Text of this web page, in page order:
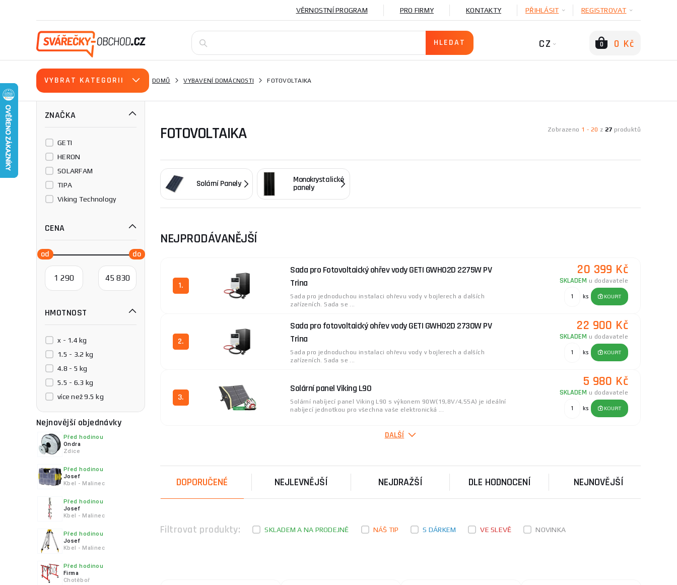
VĚRNOSTNÍ PROGRAM PRO FIRMY KONTAKTY PŘIHLÁSIT REGISTROVAT
CZ 0 0 Kč
VYBRAT KATEGORII DOMŮ VYBAVENÍ DOMÁCNOSTI FOTOVOLTAIKA
ZNAČKA
GETI
HERON
SOLARFAM
TIPA
Viking Technology
CENA
HMOTNOST
x - 1.4 kg
1.5 - 3.2 kg
4.8 - 5 kg
5.5 - 6.3 kg
více než 9.5 kg
Nejnovější objednávky
Před hodinou
Ondra
Zdice
Před hodinou
Josef
Kbel - Malinec
Před hodinou
Josef
Kbel - Malinec
Před hodinou
Josef
Kbel - Malinec
Před hodinou
Firma
Chotěboř
Zobrazeno 1 - 20 z 27 produktů
FOTOVOLTAIKA
Solární Panely Monokrystalické
panely
NEJPRODÁVANĚJŠÍ
1.
Sada pro Fotovoltaický ohřev vody GETI GWH02D 2275W PV
Trina
Sada pro jednoduchou instalaci ohřevu vody v bojlerech a dalších
zařízeních. Sada se ...
20 399 Kč
SKLADEM u dodavatele
ks KOUPIT
2.
Sada pro fotovoltaický ohřev vody GETI GWH02D 2730W PV
Trina
Sada pro jednoduchou instalaci ohřevu vody v bojlerech a dalších
zařízeních. Sada se ...
22 900 Kč
SKLADEM u dodavatele
ks KOUPIT
3.
Solární panel Viking L90
Solární nabíjecí panel Viking L90 s výkonem 90W(19,8V/4,55A) je ideální
nabíjecí jednotkou pro všechna vaše elektronická ...
5 980 Kč
SKLADEM u dodavatele
ks KOUPIT
Sada pro fotovoltaický ohřev vody GETI GWH01 2730W 6x PV
ks
Solární sestava ostrovní SOLARFAM 110Wp, 12V, baterie 100Ah,
elektrické energie ...
DALŠÍ
DOPORUČENÉ NEJLEVNĚJŠÍ NEJDRAŽŠÍ DLE HODNOCENÍ NEJNOVĚJŠÍ
Filtrovat produkty: SKLADEM A NA PRODEJNĚ NÁŠ TIP S DÁRKEM VE SLEVĚ NOVINKA